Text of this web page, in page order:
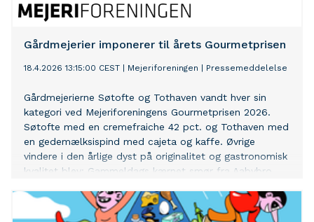
Gårdmejerier imponerer til årets Gourmetprisen
18.4.2026 13:15:00 CEST Mejeriforeningen Pressemeddelelse
Gårdmejerierne Søtofte og Tothaven vandt hver sin
kategori ved Mejeriforeningens Gourmetprisen 2026.
Søtofte med en cremefraiche 42 pct. og Tothaven med
en gedemælksispind med cajeta og kaffe. Øvrige
vindere i den årlige dyst på originalitet og gastronomisk
kvalitet blev: Gammeldags kærnet smør fra Aabybro
Høgelund Mejeri og havartiosten Gammel Knas fra Arla
Nr. Vium Mejeri.